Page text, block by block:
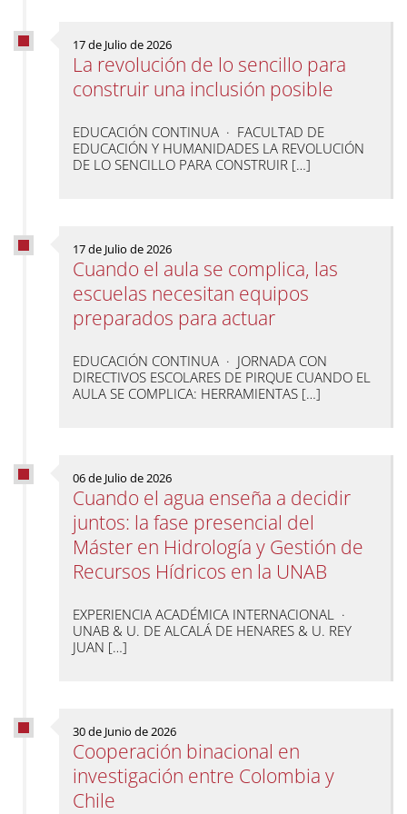
17 de Julio de 2026
La revolución de lo sencillo para
construir una inclusión posible
EDUCACIÓN CONTINUA · FACULTAD DE
EDUCACIÓN Y HUMANIDADES LA REVOLUCIÓN
DE LO SENCILLO PARA CONSTRUIR […]
17 de Julio de 2026
Cuando el aula se complica, las
escuelas necesitan equipos
preparados para actuar
EDUCACIÓN CONTINUA · JORNADA CON
DIRECTIVOS ESCOLARES DE PIRQUE CUANDO EL
AULA SE COMPLICA: HERRAMIENTAS […]
06 de Julio de 2026
Cuando el agua enseña a decidir
juntos: la fase presencial del
Máster en Hidrología y Gestión de
Recursos Hídricos en la UNAB
EXPERIENCIA ACADÉMICA INTERNACIONAL ·
UNAB & U. DE ALCALÁ DE HENARES & U. REY
JUAN […]
30 de Junio de 2026
Cooperación binacional en
investigación entre Colombia y
Chile